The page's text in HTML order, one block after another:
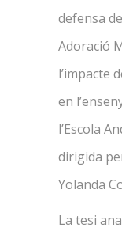
defensa
Adoració
l’impacte
en
l’Escola
dirigida
Yolanda
La tesi